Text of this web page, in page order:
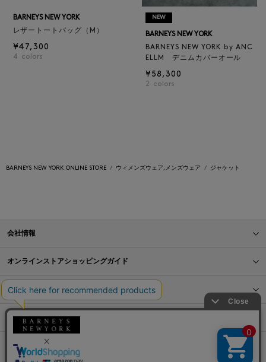
BARNEYS NEW YORK
レザートートバッグ（M）
¥47,300
4 colors
NEW
BARNEYS NEW YORK
BARNEYS NEW YORK by ANC
ELLM デニムカバーオール
¥58,300
2 colors
BARNEYS NEW YORK ONLINE STORE ウィメンズウェア,メンズウェア ジャケット
会社情報
オンラインストアショッピングガイド
店舗情報
サービス